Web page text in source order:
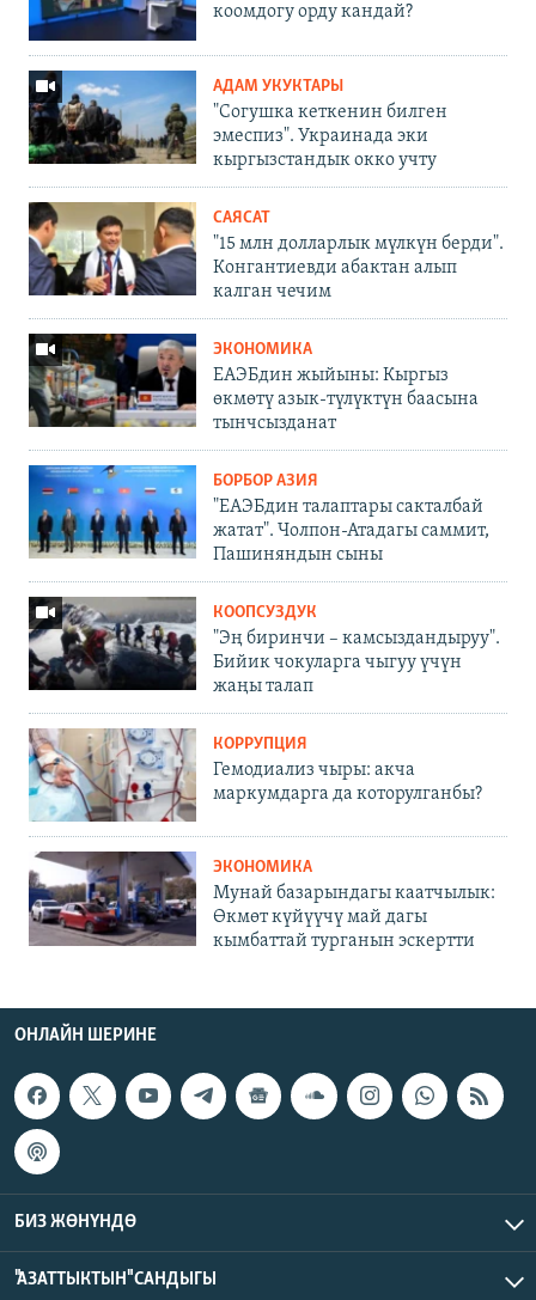
коомдогу орду кандай?
АДАМ УКУКТАРЫ
"Согушка кеткенин билген
эмеспиз". Украинада эки
кыргызстандык окко учту
САЯСАТ
"15 млн долларлык мүлкүн берди".
Конгантиевди абактан алып
калган чечим
ЭКОНОМИКА
ЕАЭБдин жыйыны: Кыргыз
өкмөтү азык-түлүктүн баасына
тынчсызданат
БОРБОР АЗИЯ
"ЕАЭБдин талаптары сакталбай
жатат". Чолпон-Атадагы саммит,
Пашиняндын сыны
КООПСУЗДУК
"Эң биринчи – камсыздандыруу".
Бийик чокуларга чыгуу үчүн
жаңы талап
КОРРУПЦИЯ
Гемодиализ чыры: акча
маркумдарга да которулганбы?
ЭКОНОМИКА
Мунай базарындагы каатчылык:
Өкмөт күйүүчү май дагы
кымбаттай турганын эскертти
ОНЛАЙН ШЕРИНЕ
БИЗ ЖӨНҮНДӨ
"АЗАТТЫКТЫН" САНДЫГЫ